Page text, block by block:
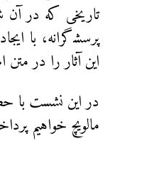
تاریخی که در آن
پرسش‍‌گرانه، با
این آثار را در
در این نشست با
مالویچ خواهیم